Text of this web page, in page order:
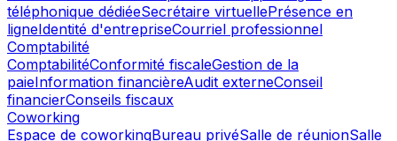
téléphonique dédiéeSecrétaire virtuellePrésence en
ligneIdentité d'entrepriseCourriel professionnel
Comptabilité
ComptabilitéConformité fiscaleGestion de la
paieInformation financièreAudit externeConseil
financierConseils fiscaux
Coworking
Espace de coworkingBureau privéSalle de réunionSalle